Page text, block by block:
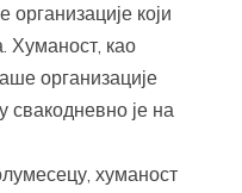
који
Хуманост, као
организације
је на
хуманост